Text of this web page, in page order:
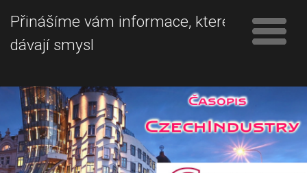
Přinášíme vám informace, které
dávají smysl